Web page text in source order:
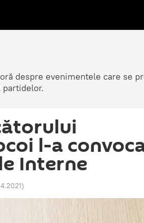
despre evenimentele care se
l-a
Interne
)